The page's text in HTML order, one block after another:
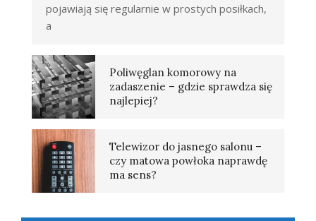
pojawiają się regularnie w prostych posiłkach,
a
Poliwęglan komorowy na
zadaszenie – gdzie sprawdza się
najlepiej?
Telewizor do jasnego salonu –
czy matowa powłoka naprawdę
ma sens?